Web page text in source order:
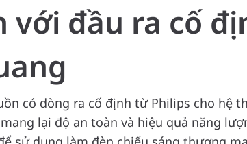
với đầu ra cố
có dòng ra cố định từ Philips cho hệ
lại độ an toàn và hiệu quả năng